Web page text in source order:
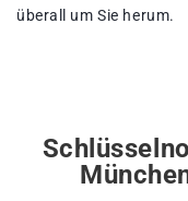
überall um Sie herum.